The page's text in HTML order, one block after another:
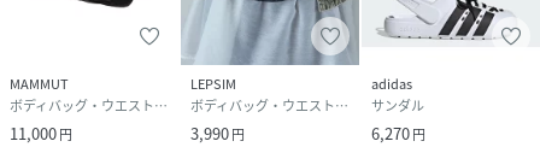
MAMMUT
ボディバッグ・ウエストポーチ
11,000円
LEPSIM
ボディバッグ・ウエストポーチ
3,990円
adidas
サンダル
6,270円